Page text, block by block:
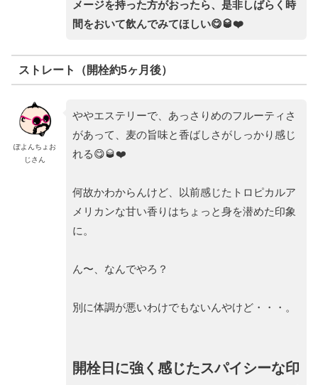
メージを持った方がおったら、是非しばらく時
間をおいて飲んでみてほしい😋🥃❤️
ストレート（開栓約5ヶ月後）
ぽよんちょお
じさん
ややエステリーで、あっさりめのフルーティさ
があって、麦の旨味と香ばしさがしっかり感じ
れる😋🥃❤️
何故かわからんけど、以前感じたトロピカルア
メリカンな甘い香りはちょっと身を潜めた印象
に。
ん〜、なんでやろ？
別に体調が悪いわけでもないんやけど・・・。
開栓日に強く感じたスパイシーな印